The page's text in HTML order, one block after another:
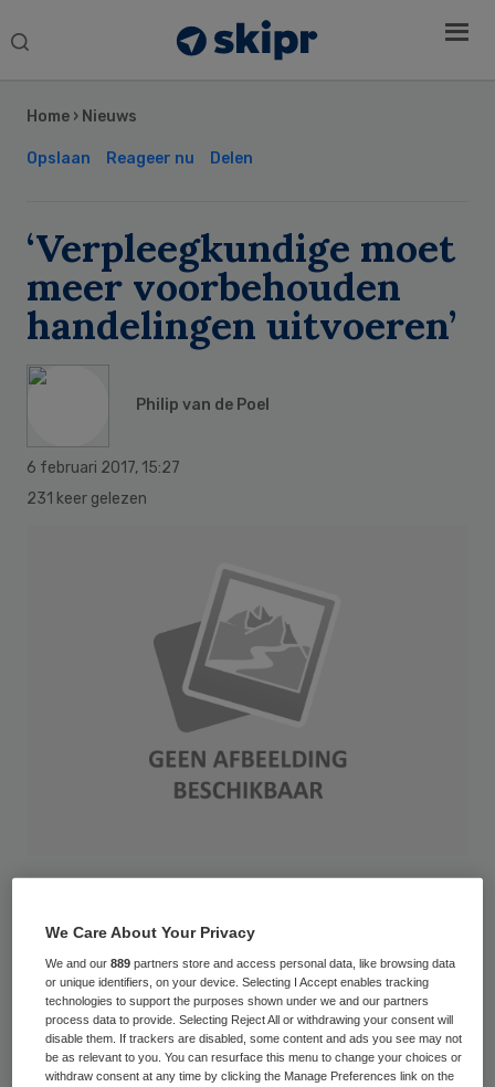
Search
Home › Nieuws
Opslaan Reageer nu Delen
‘Verpleegkundige moet
meer voorbehouden
handelingen uitvoeren’
Philip van de Poel
6 februari 2017, 15:27
231 keer gelezen
experiment de zelfstandige bevoegdheid
krijgen om een aantal voorbehouden
handelingen uit te voeren. Dat bepleit
beroepsvereniging V&VN in een advies aan
het ministerie van VWS.
Sidebar
We Care About Your Privacy
We and our889 partners store and access personal data, like browsing data
or unique identifiers, on your device. Selecting I Accept enables tracking
technologies to support the purposes shown under we and our partners
process data to provide. Selecting Reject All or withdrawing your consent will
disable them. If trackers are disabled, some content and ads you see may not
be as relevant to you. You can resurface this menu to change your choices or
withdraw consent at any time by clicking the Manage Preferences link on the